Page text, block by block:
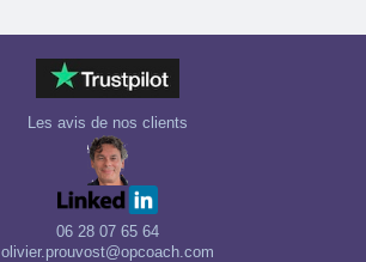
Les avis de nos clients
06 28 07 65 64
olivier.prouvost@opcoach.com